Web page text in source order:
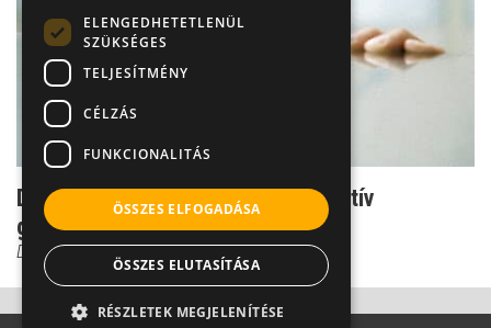
Dr. Csernus: így tesz tönkre a negatív
gondolkodás
Dr. Csernus Imre
ELENGEDHETETLENÜL
SZÜKSÉGES
TELJESÍTMÉNY
CÉLZÁS
FUNKCIONALITÁS
ÖSSZES ELFOGADÁSA
ÖSSZES ELUTASÍTÁSA
RÉSZLETEK MEGJELENÍTÉSE